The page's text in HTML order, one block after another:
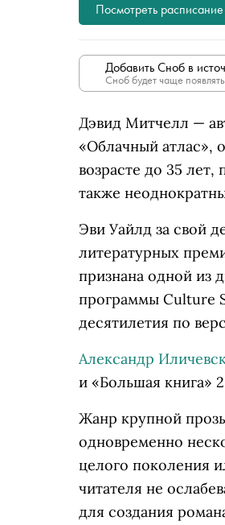
Посмотреть расписание
Добавить Сноб в
Сноб будет чаще
Дэвид Митчелл —
«Облачный атлас»,
возрасте до 35
также
Эви Уайлд за свой
литературных
признана одной из
программы Culture
десятилетия по
Александр
и «Большая книга»
Жанр крупной
одновременно
целого поколения
читателя не
для создания